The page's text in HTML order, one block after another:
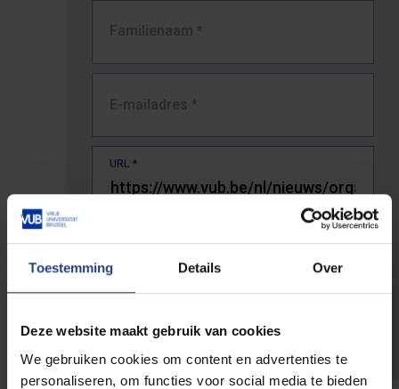
Toestemming Details Over
Deze website maakt gebruik van cookies
We gebruiken cookies om content en advertenties te
personaliseren, om functies voor social media te bieden
Familienaam *
E-mailadres *
URL *
De volledige URL van de pagina waar je de fout zag.